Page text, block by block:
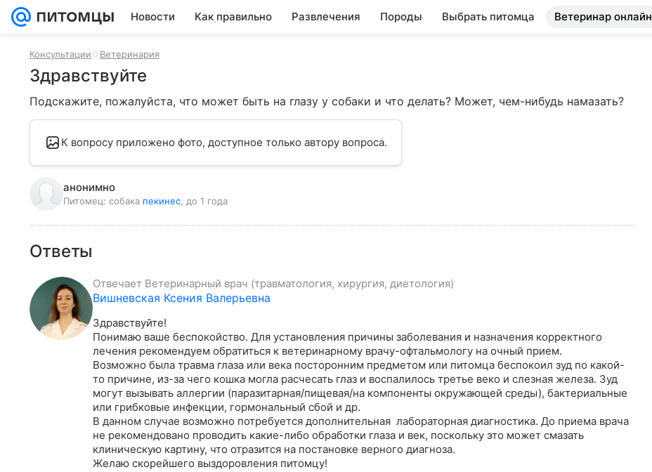
Новости Как правильно Развлечения Породы Выбрать питомца Ветеринар онлайн
Консультации Ветеринария
Здравствуйте
Подскажите, пожалуйста, что может быть на глазу у собаки и что делать? Может, чем-нибудь намазать?
К вопросу приложено фото, доступное только автору вопроса.
анонимно
Питомец: собака пекинес , до 1 года
Ответы
Отвечает Ветеринарный врач (травматология, хирургия, диетология)
Вишневская Ксения Валерьевна
Здравствуйте!
Понимаю ваше беспокойство. Для установления причины заболевания и назначения корректного
лечения рекомендуем обратиться к ветеринарному врачу-офтальмологу на очный прием.
Возможно была травма глаза или века посторонним предметом или питомца беспокоил зуд по какой-
то причине, из-за чего кошка могла расчесать глаз и воспалилось третье веко и слезная железа. Зуд
могут вызывать аллергии (паразитарная/пищевая/на компоненты окружающей среды), бактериальные
или грибковые инфекции, гормональный сбой и др.
В данном случае возможно потребуется дополнительная  лабораторная диагностика. До приема врача
не рекомендовано проводить какие-либо обработки глаза и век, поскольку это может смазать
клиническую картину, что отразится на постановке верного диагноза.
Желаю скорейшего выздоровления питомцу!